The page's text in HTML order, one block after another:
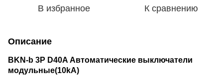
В избранное К сравнению
Описание
BKN-b 3P D40A Автоматические выключатели
модульные(10kA)